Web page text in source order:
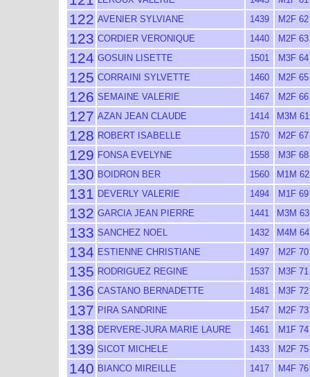
122 AVENIER SYLVIANE 1439 M2F 62
123 CORDIER VERONIQUE 1440 M2F 63
124 GOSUIN LISETTE 1501 M3F 64
125 CORRAINI SYLVETTE 1460 M2F 65
126 SEMAINE VALERIE 1467 M2F 66
127 AZAN JEAN CLAUDE 1414 M3M 61
128 ROBERT ISABELLE 1570 M2F 67
129 FONSA EVELYNE 1558 M3F 68
130 BOIDRON BER 1560 M1M 62
131 DEVERLY VALERIE 1494 M1F 69
132 GARCIA JEAN PIERRE 1441 M3M 63
133 SANCHEZ NOEL 1432 M4M 64
134 ESTIENNE CHRISTIANE 1497 M2F 70
135 RODRIGUEZ REGINE 1537 M3F 71
136 CASTANO BERNADETTE 1481 M3F 72
137 PIRA SANDRINE 1547 M2F 73
138 DERVERE-JURA MARIE LAURE 1461 M1F 74
139 SICOT MICHELE 1433 M2F 75
140 BIANCO MIREILLE 1417 M4F 76